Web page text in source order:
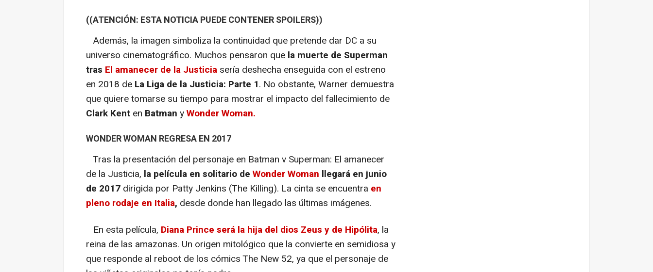
((ATENCIÓN: ESTA NOTICIA PUEDE CONTENER SPOILERS))
Además, la imagen simboliza la continuidad que pretende dar DC a su
universo cinematográfico. Muchos pensaron que la muerte de Superman
tras El amanecer de la Justicia sería deshecha enseguida con el estreno
en 2018 de La Liga de la Justicia: Parte 1. No obstante, Warner demuestra
que quiere tomarse su tiempo para mostrar el impacto del fallecimiento de
Clark Kent en Batman yWonder Woman.
WONDER WOMAN REGRESA EN 2017
Tras la presentación del personaje en Batman v Superman: El amanecer
de la Justicia, la película en solitario de Wonder Woman llegará en junio
de 2017 dirigida por Patty Jenkins (The Killing). La cinta se encuentra en
pleno rodaje en Italia, desde donde han llegado las últimas imágenes.
En esta película, Diana Prince será la hija del dios Zeus y de Hipólita, la
reina de las amazonas. Un origen mitológico que la convierte en semidiosa y
que responde al reboot de los cómics The New 52, ya que el personaje de